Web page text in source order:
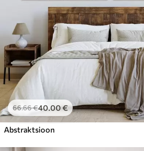
66.66€40.00€
Abstraktsioon